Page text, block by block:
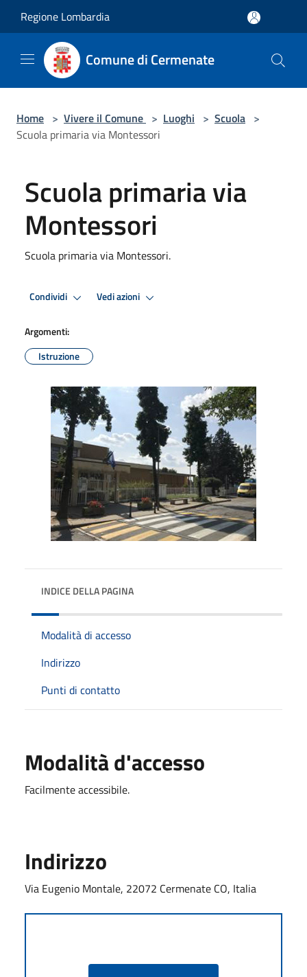
Regione Lombardia
Comune di Cermenate
Home > Vivere il Comune > Luoghi > Scuola >
Scuola primaria via Montessori
Scuola primaria via
Montessori
Scuola primaria via Montessori.
Condividi Vedi azioni
Argomenti:
Istruzione
INDICE DELLA PAGINA
Modalità di accesso
Indirizzo
Punti di contatto
Modalità d'accesso
Facilmente accessibile.
Indirizzo
Via Eugenio Montale, 22072 Cermenate CO, Italia